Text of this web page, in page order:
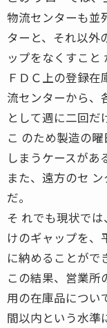
物流センターも並
ターと、それ以外
ップをなくすこと
ＦＤＣ上の登録
流センターから、
として週に二回だ
こ のため製造の
しまうケースがあ
また、遠方のセ
だ。
そ れでも現状で
けのギャップを、
に納めることがで
この結果、営業所
用の在庫品につい
間以内という水準